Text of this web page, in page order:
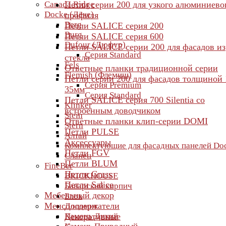
Canada Ridge
Docke (Дёке)
Berg
Burg
Dufour (Дюфур)
Серия Standard
Fels
Flemish (Флемиш)
Серия Premium
Серия Standard
Klinker
Stein
Stern
Алтай
Комплектующие для фасадных панелей
Сланец
FineBer
BRICKHOUSE
Баварский кирпич
Блок
Доломит
Камень Дикий
Петли серии 200 для узкого
профиля
Петли SALICE серия 200
Петли SALICE серия 600
Петли SALICE серии 200 для фасадов из
стекла
Ответные планки традиционной серии
Петли серии 200 для фасадов толщиной
35мм
Петли SALICE серия 700 Silentia со
встроенным доводчиком
Ответные планки клип-серии DOMI
Петли PULSE
Аксессуары
Петли FGV
Петли BLUM
Петли Grass
Петли Salice
Мебельный декор
Менсолодержатели
Декоративные